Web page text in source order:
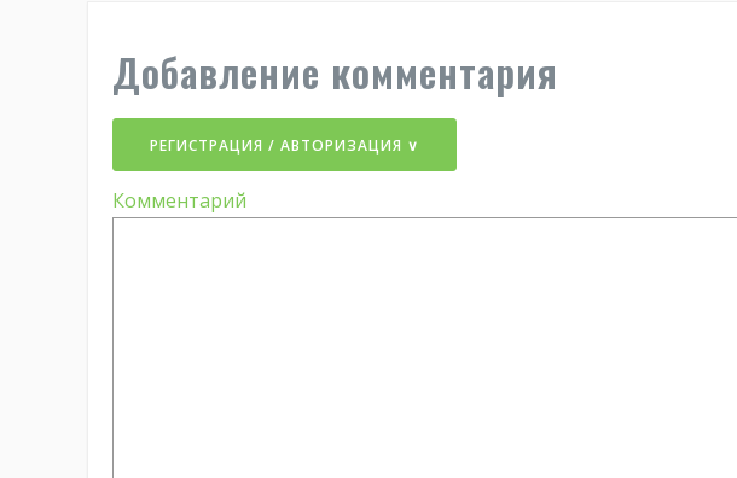
Добавление комментария
РЕГИСТРАЦИЯ / АВТОРИЗАЦИЯ ∨
Комментарий